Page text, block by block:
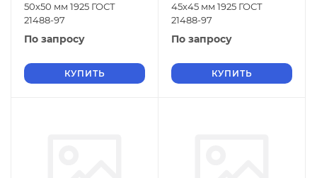
50х50 мм 1925 ГОСТ
21488-97
По запросу
КУПИТЬ
45х45 мм 1925 ГОСТ
21488-97
По запросу
КУПИТЬ